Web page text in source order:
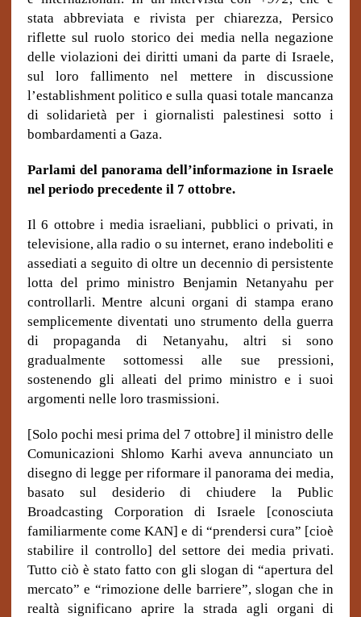
stata abbreviata e rivista per chiarezza, Persico
riflette sul ruolo storico dei media nella negazione
delle violazioni dei diritti umani da parte di Israele,
sul loro fallimento nel mettere in discussione
l’establishment politico e sulla quasi totale mancanza
di solidarietà per i giornalisti palestinesi sotto i
bombardamenti a Gaza.
Parlami del panorama dell’informazione in Israele
nel periodo precedente il 7 ottobre.
Il 6 ottobre i media israeliani, pubblici o privati, in
televisione, alla radio o su internet, erano indeboliti e
assediati a seguito di oltre un decennio di persistente
lotta del primo ministro Benjamin Netanyahu per
controllarli. Mentre alcuni organi di stampa erano
semplicemente diventati uno strumento della guerra
di propaganda di Netanyahu, altri si sono
gradualmente sottomessi alle sue pressioni,
sostenendo gli alleati del primo ministro e i suoi
argomenti nelle loro trasmissioni.
[Solo pochi mesi prima del 7 ottobre] il ministro delle
Comunicazioni Shlomo Karhi aveva annunciato un
disegno di legge per riformare il panorama dei media,
basato sul desiderio di chiudere la Public
Broadcasting Corporation di Israele [conosciuta
familiarmente come KAN] e di “prendersi cura” [cioè
stabilire il controllo] del settore dei media privati.
Tutto ciò è stato fatto con gli slogan di “apertura del
mercato” e “rimozione delle barriere”, slogan che in
realtà significano aprire la strada agli organi di